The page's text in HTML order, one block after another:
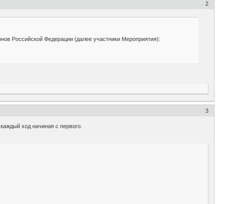
2
Российской Федерации (далее участники Мероприятия):
3
ход начиная с первого.